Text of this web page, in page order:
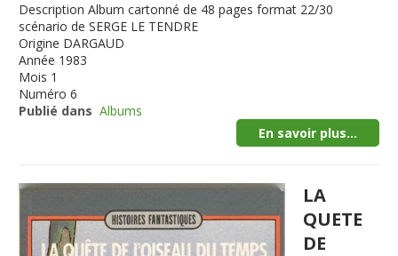
Description Album cartonné de 48 pages format 22/30
scénario de SERGE LE TENDRE
Origine DARGAUD
Année 1983
Mois 1
Numéro 6
Publié dans Albums
En savoir plus...
LA
QUETE
DE